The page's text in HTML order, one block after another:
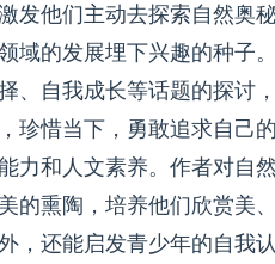
发他们主动去探索自然奥
域的发展埋下兴趣的种子
、自我成长等话题的探讨
珍惜当下，勇敢追求自己
力和人文素养。作者对自
的熏陶，培养他们欣赏美
，还能启发青少年的自我